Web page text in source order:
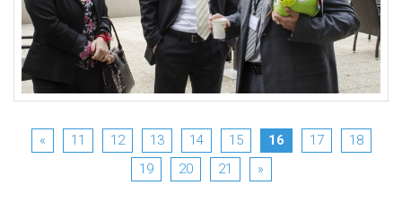
« 11 12 13 14 15 16 17
18
19
20 21 »